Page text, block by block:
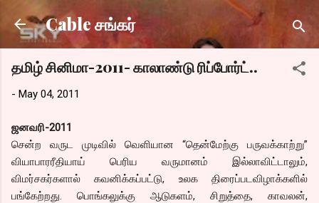
Skip to main content
Cable சங்கர்
தமிழ் சினிமா-2011- காலாண்டு ரிப்போர்ட்..
- May 04, 2011
ஜனவரி-2011
சென்ற வருட முடிவில் வெளியான “தென்மேற்கு பருவக்காற்று”
வியாபாரரீதியாய் பெரிய வருமானம் இல்லாவிட்டாலும்,
விமர்சகர்களால் கவனிக்கப்பட்டு, உலக திரைப்படவிழாக்களில்
பங்கேற்றது. பொங்கலுக்கு ஆடுகளம், சிறுத்தை, காவலன்,